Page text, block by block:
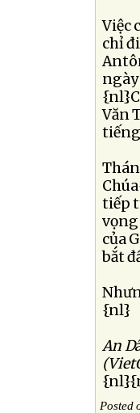
Việc
chỉ
ngày
Văn
tiếng
tiếp
của
bắt
{nl}
An
Posted